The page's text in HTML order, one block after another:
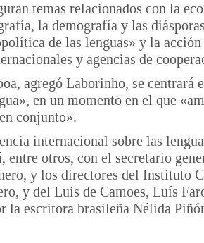
temas relacionados con la
la demografía y las
de las lenguas» y la acción
y agencias de
agregó Laborinho, se centrará
en un momento en el que
conjunto».
internacional sobre las
entre otros, con el secretario
y los directores del Instituto
y del Luis de Camoes, Luís
la escritora brasileña Nélida